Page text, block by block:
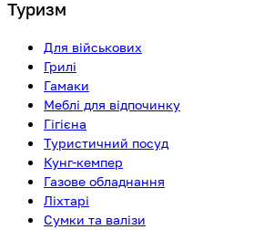
Туризм
Для військових
Грилі
Гамаки
Меблі для відпочинку
Гігієна
Туристичний посуд
Кунг-кемпер
Газове обладнання
Ліхтарі
Сумки та валізи